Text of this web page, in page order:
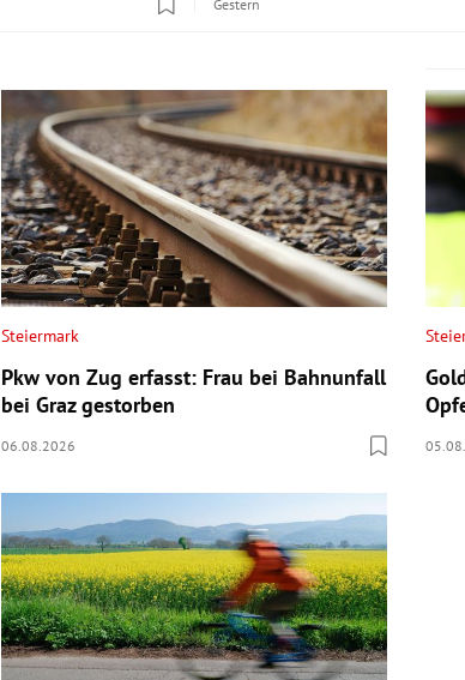
Gestern
Steiermark
Pkw von Zug erfasst: Frau bei Bahnunfall
bei Graz gestorben
06.08.2026